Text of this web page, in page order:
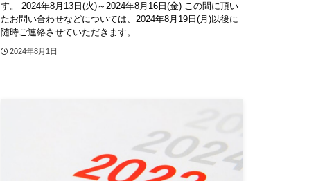
す。 2024年8月13日(火)～2024年8月16日(金) この間に頂い
たお問い合わせなどについては、2024年8月19日(月)以後に
随時ご連絡させていただきます。
2024年8月1日